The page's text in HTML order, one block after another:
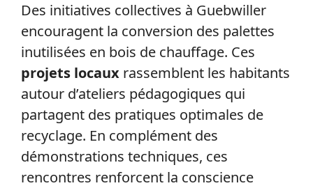
Des initiatives collectives à Guebwiller
encouragent la conversion des palettes
inutilisées en bois de chauffage. Ces
projets locaux rassemblent les habitants
autour d’ateliers pédagogiques qui
partagent des pratiques optimales de
recyclage. En complément des
démonstrations techniques, ces
rencontres renforcent la conscience